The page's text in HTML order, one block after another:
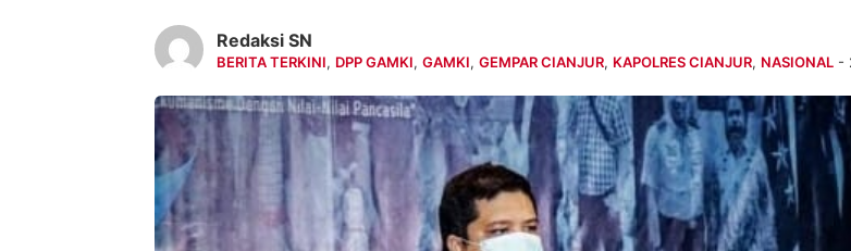
Redaksi SN
BERITA TERKINI, DPP GAMKI, GAMKI, GEMPAR CIANJUR, KAPOLRES CIANJUR, NASIONAL -